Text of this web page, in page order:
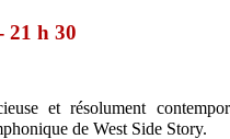
h 30
et résolument
de West Side Story.